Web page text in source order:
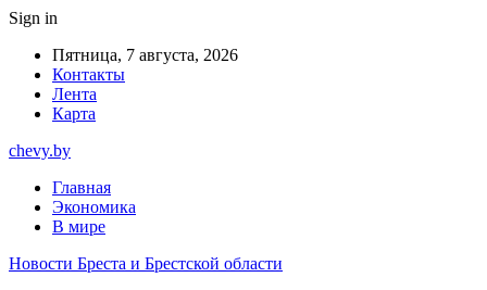
Sign in
Пятница, 7 августа, 2026
Контакты
Лента
Карта
chevy.by
Главная
Экономика
В мире
Новости Бреста и Брестской области